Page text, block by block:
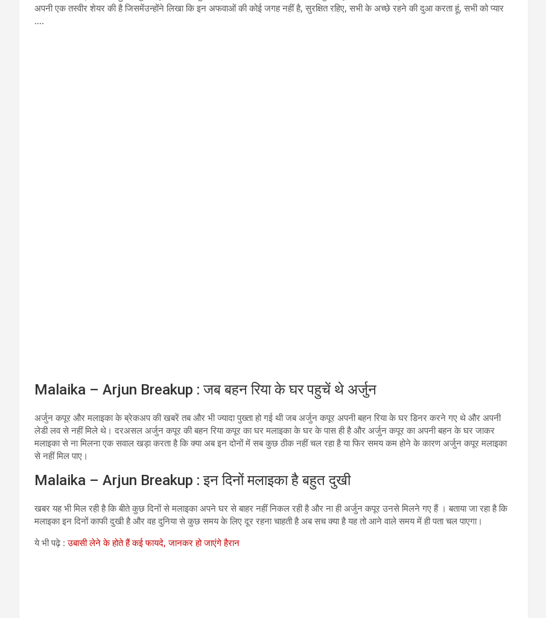
अपनी एक तस्वीर शेयर की है जिसमेंउन्होंने लिखा कि इन अफवाओं की कोई जगह नहीं है, सुरक्षित रहिए, सभी के अच्छे रहने की दुआ करता हूं, सभी को प्यार
….
Malaika – Arjun Breakup : जब बहन रिया के घर पहुचें थे अर्जुन
अर्जुन कपूर और मलाइका के ब्रेकअप की खबरें तब और भी ज्यादा पुख्ता हो गई थी जब अर्जुन कपूर अपनी बहन रिया के घर डिनर करने गए थे और अपनी
लेडी लव से नहीं मिले थे। दरअसल अर्जुन कपूर की बहन रिया कपूर का घर मलाइका के घर के पास ही है और अर्जुन कपूर का अपनी बहन के घर जाकर
मलाइका से ना मिलना एक सवाल खड़ा करता है कि क्या अब इन दोनों में सब कुछ ठीक नहीं चल रहा है या फिर समय कम होने के कारण अर्जुन कपूर मलाइका
से नहीं मिल पाए।
Malaika – Arjun Breakup : इन दिनों मलाइका है बहुत दुखी
खबर यह भी मिल रही है कि बीते कुछ दिनों से मलाइका अपने घर से बाहर नहीं निकल रही है और ना ही अर्जुन कपूर उनसे मिलने गए हैं । बताया जा रहा है कि
मलाइका इन दिनों काफी दुखी है और वह दुनिया से कुछ समय के लिए दूर रहना चाहती है अब सच क्या है यह तो आने वाले समय में ही पता चल पाएगा।
ये भी पढ़े :उबासी लेने के होते हैं कई फायदे, जानकर हो जाएंगे हैरान